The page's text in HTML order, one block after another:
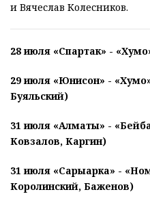
и Вячеслав Колесников.
28 июля «Спартак» -
29 июля «Юнисон» -
Буяльский)
31 июля «Алматы» -
Ковзалов, Каргин)
31 июля «Сарыарка» -
Королинский, Баженов)